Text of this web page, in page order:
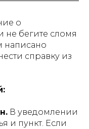
о
не бегите сломя
написано
справку из
В уведомлении
и пункт. Если